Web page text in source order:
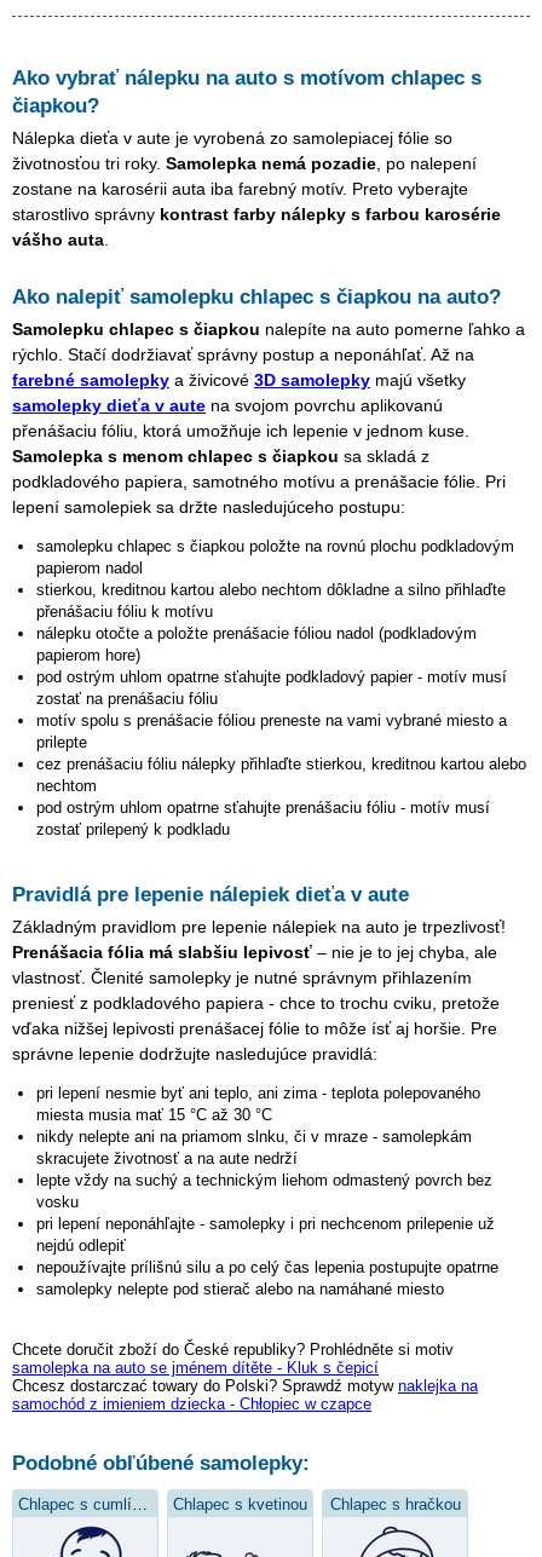
Ako vybrať nálepku na auto s motívom chlapec s
čiapkou?
Nálepka dieťa v aute je vyrobená zo samolepiacej fólie so
životnosťou tri roky. Samolepka nemá pozadie, po nalepení
zostane na karosérii auta iba farebný motív. Preto vyberajte
starostlivo správny kontrast farby nálepky s farbou karosérie
vášho auta.
Ako nalepiť samolepku chlapec s čiapkou na auto?
Samolepku chlapec s čiapkou nalepíte na auto pomerne ľahko a
rýchlo. Stačí dodržiavať správny postup a neponáhľať. Až na
farebné samolepky a živicové 3D samolepky majú všetky
samolepky dieťa v aute na svojom povrchu aplikovanú
přenášaciu fóliu, ktorá umožňuje ich lepenie v jednom kuse.
Samolepka s menom chlapec s čiapkou sa skladá z
podkladového papiera, samotného motívu a prenášacie fólie. Pri
lepení samolepiek sa držte nasledujúceho postupu:
samolepku chlapec s čiapkou položte na rovnú plochu podkladovým
papierom nadol
stierkou, kreditnou kartou alebo nechtom dôkladne a silno přihlaďte
přenášaciu fóliu k motívu
nálepku otočte a položte prenášacie fóliou nadol (podkladovým
papierom hore)
pod ostrým uhlom opatrne sťahujte podkladový papier - motív musí
zostať na prenášaciu fóliu
motív spolu s prenášacie fóliou preneste na vami vybrané miesto a
prilepte
cez prenášaciu fóliu nálepky přihlaďte stierkou, kreditnou kartou alebo
nechtom
pod ostrým uhlom opatrne sťahujte prenášaciu fóliu - motív musí
zostať prilepený k podkladu
Pravidlá pre lepenie nálepiek dieťa v aute
Základným pravidlom pre lepenie nálepiek na auto je trpezlivosť!
Prenášacia fólia má slabšiu lepivosť – nie je to jej chyba, ale
vlastnosť. Členité samolepky je nutné správnym přihlazením
preniesť z podkladového papiera - chce to trochu cviku, pretože
vďaka nižšej lepivosti prenášacej fólie to môže ísť aj horšie. Pre
správne lepenie dodržujte nasledujúce pravidlá:
pri lepení nesmie byť ani teplo, ani zima - teplota polepovaného
miesta musia mať 15 °C až 30 °C
nikdy nelepte ani na priamom slnku, či v mraze - samolepkám
skracujete životnosť a na aute nedrží
lepte vždy na suchý a technickým liehom odmastený povrch bez
vosku
pri lepení neponáhľajte - samolepky i pri nechcenom prilepenie už
nejdú odlepiť
nepoužívajte prílišnú silu a po celý čas lepenia postupujte opatrne
samolepky nelepte pod stierač alebo na namáhané miesto
Chcete doručit zboží do České republiky? Prohlédněte si motiv
samolepka na auto se jménem dítěte - Kluk s čepicí
Chcesz dostarczać towary do Polski? Sprawdź motyw naklejka na
samochód z imieniem dziecka - Chłopiec w czapce
Podobné obľúbené samolepky:
Chlapec s cumlíkom Chlapec s kvetinou Chlapec s hračkou